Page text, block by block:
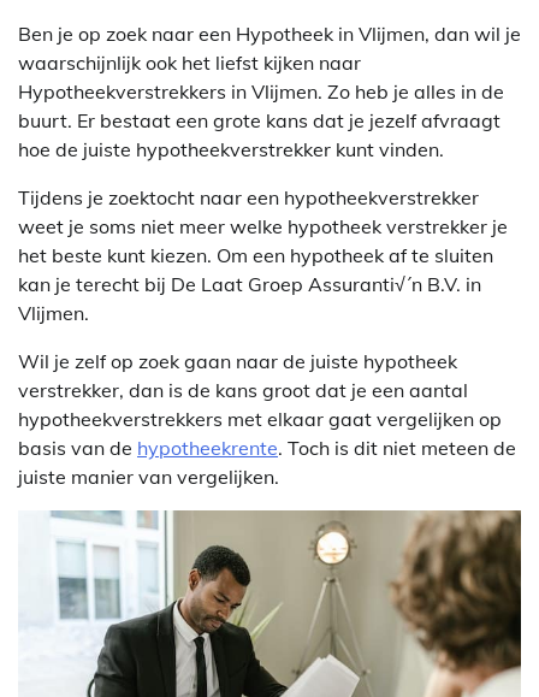
Ben je op zoek naar een Hypotheek in Vlijmen, dan wil je
waarschijnlijk ook het liefst kijken naar
Hypotheekverstrekkers in Vlijmen. Zo heb je alles in de
buurt. Er bestaat een grote kans dat je jezelf afvraagt
hoe de juiste hypotheekverstrekker kunt vinden.
Tijdens je zoektocht naar een hypotheekverstrekker
weet je soms niet meer welke hypotheek verstrekker je
het beste kunt kiezen. Om een hypotheek af te sluiten
kan je terecht bij De Laat Groep Assuranti√´n B.V. in
Vlijmen.
Wil je zelf op zoek gaan naar de juiste hypotheek
verstrekker, dan is de kans groot dat je een aantal
hypotheekverstrekkers met elkaar gaat vergelijken op
basis van de hypotheekrente. Toch is dit niet meteen de
juiste manier van vergelijken.